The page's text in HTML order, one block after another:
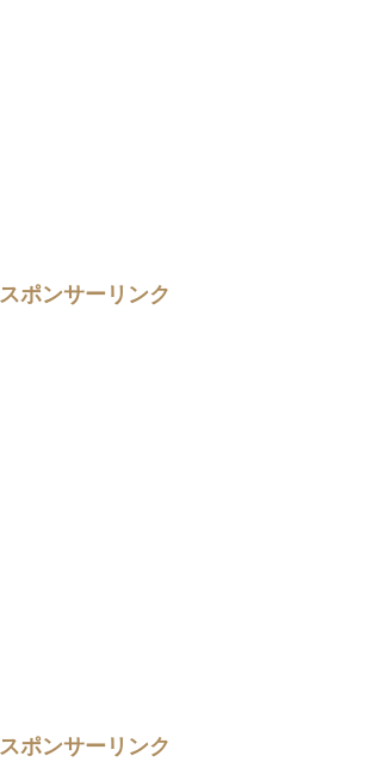
スポンサーリンク
スポンサーリンク